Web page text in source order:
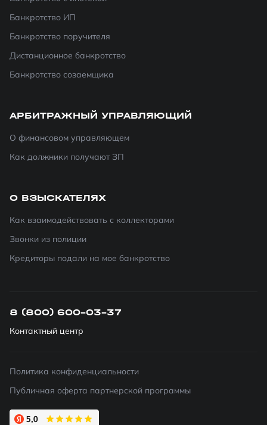
Банкротство ИП
Банкротство поручителя
Дистанционное банкротство
Банкротство созаемщика
АРБИТРАЖНЫЙ УПРАВЛЯЮЩИЙ
О финансовом управляющем
Как должники получают ЗП
О ВЗЫСКАТЕЛЯХ
Как взаимодействовать с коллекторами
Звонки из полиции
Кредиторы подали на мое банкротство
8 (800) 600-03-37
Контактный центр
Политика конфиденциальности
Публичная оферта партнерской программы